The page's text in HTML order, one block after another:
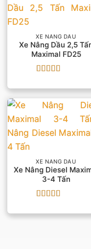
XE NÂNG DẦU
Xe Nâng Dầu 2,5
Maximal FD25
hạng55 sao
XE NÂNG DẦU
Xe Nâng Diesel
3-4 Tấn
hạng4.55